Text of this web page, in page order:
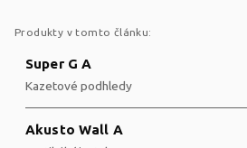
Produkty v tomto článku:
Super G A
Kazetové podhledy
Akusto Wall A